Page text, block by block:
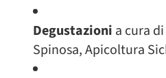
Degustazioni a cura
Spinosa, Apicoltura